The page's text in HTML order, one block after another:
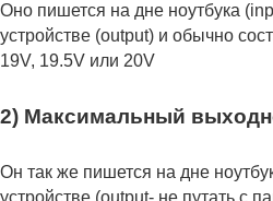
Оно пишется на дне ноутбука
устройстве (output) и обычно
19V, 19.5V или 20V
2) Максимальный
Он так же пишется на дне
устройстве (output- не путать с